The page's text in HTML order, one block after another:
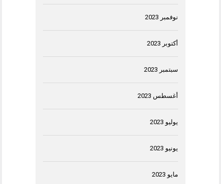
نوفمبر 2023
أكتوبر 2023
سبتمبر 2023
أغسطس 2023
يوليو 2023
يونيو 2023
مايو 2023